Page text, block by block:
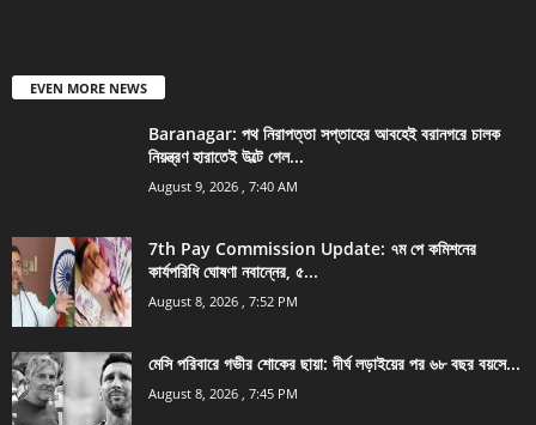
EVEN MORE NEWS
Baranagar: পথ নিরাপত্তা সপ্তাহের আবহেই বরানগরে চালক
নিয়ন্ত্রণ হারাতেই উল্টে গেল...
August 9, 2026 , 7:40 AM
7th Pay Commission Update: ৭ম পে কমিশনের
কার্যপরিধি ঘোষণা নবান্নের, ৫...
August 8, 2026 , 7:52 PM
মেসি পরিবারে গভীর শোকের ছায়া: দীর্ঘ লড়াইয়ের পর ৬৮ বছর বয়সে...
August 8, 2026 , 7:45 PM